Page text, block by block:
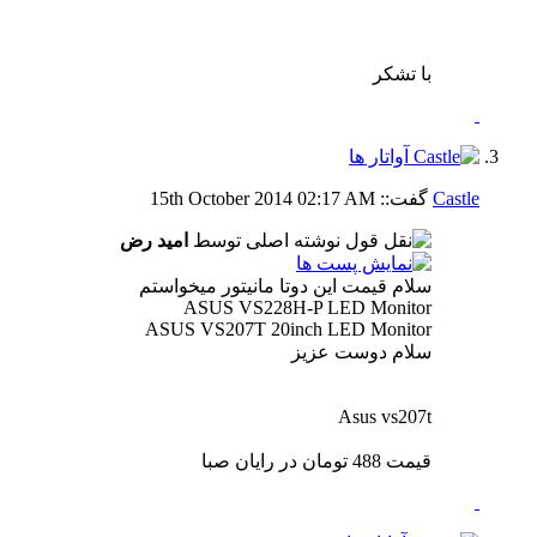
با تشکر
Castle گفت:: 15th October 2014 02:17 AM
نوشته اصلی توسط امید رض
سلام قیمت این دوتا مانیتور میخواستم
ASUS VS228H-P LED Monitor
ASUS VS207T 20inch LED Monitor
سلام دوست عزیز
Asus vs207t
قیمت 488 تومان در رایان صبا